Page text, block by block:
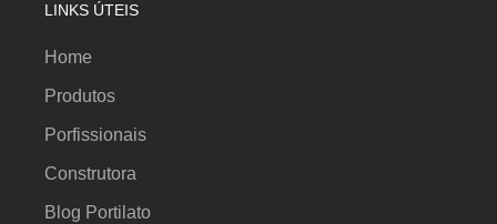
LINKS ÚTEIS
Home
Produtos
Porfissionais
Construtora
Blog Portilato